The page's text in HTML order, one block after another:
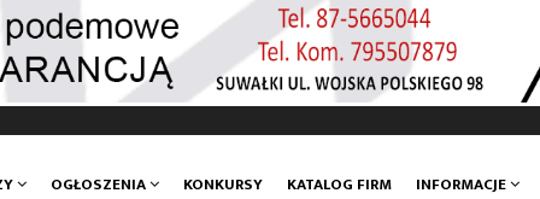
OGŁOSZENIA KONKURSY KATALOG FIRM INFORMACJE